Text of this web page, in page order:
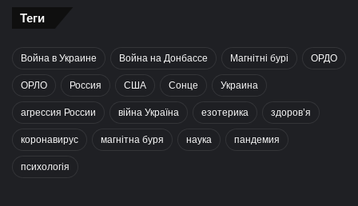
Теги
Война в Украине Война на Донбассе Магнітні бурі ОРДО
ОРЛО Россия США Сонце Украина
агрессия России війна Україна езотерика здоров’я
коронавирус магнітна буря наука пандемия
психологія